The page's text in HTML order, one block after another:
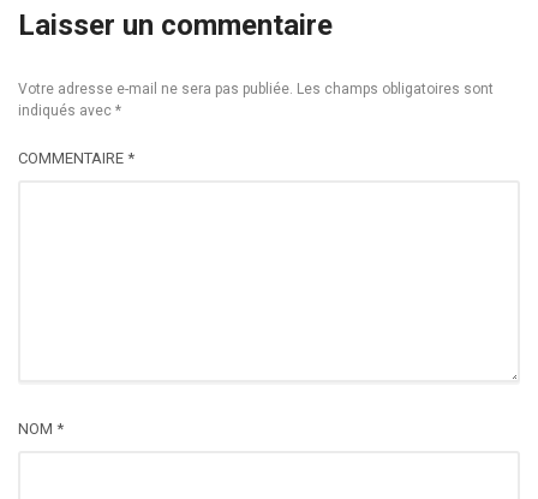
Laisser un commentaire
Votre adresse e-mail ne sera pas publiée. Les champs obligatoires sont
indiqués avec *
COMMENTAIRE *
NOM *